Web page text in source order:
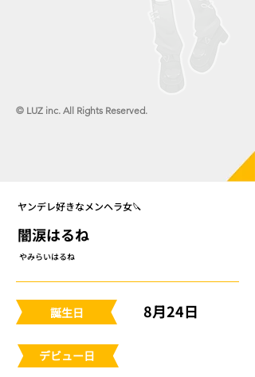
© LUZ inc. All Rights Reserved.
ヤンデレ好きなメンヘラ女🔪
闇涙はるね
やみらいはるね
​誕生日
​デビュー日
8月24日